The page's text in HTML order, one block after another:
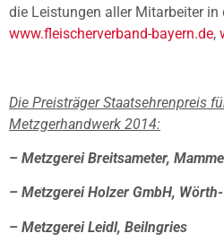
die Leistungen aller Mitarbeiter in
www.fleischerverband-bayern.de,
Die Preisträger Staatsehrenpreis
Metzgerhandwerk 2014:
– Metzgerei Breitsameter,
– Metzgerei Holzer GmbH,
– Metzgerei Leidl, Beilngries